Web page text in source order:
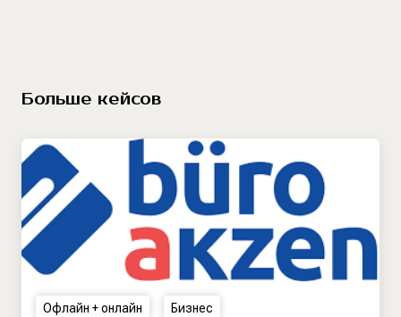
Больше кейсов
Офлайн + онлайн Бизнес